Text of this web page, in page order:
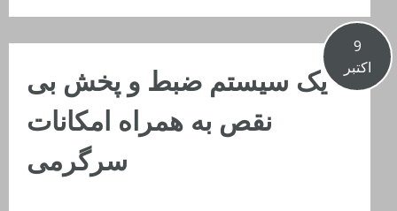
9
اکتبر
یک سیستم ضبط و پخش بی
نقص به همراه امکانات
سرگرمی